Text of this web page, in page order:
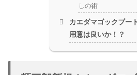
しの術
カエダマゴックブー
用意は良いか！？